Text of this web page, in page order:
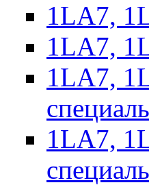
1LA7,
1LA7,
1LA7,
1LA7,